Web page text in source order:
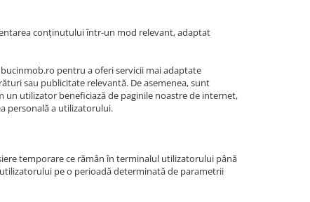
conținutului într-un mod relevant, adaptat
pentru a oferi servicii mai adaptate
sau publicitate relevantă. De asemenea, sunt
un utilizator beneficiază de paginile noastre de internet,
personală a utilizatorului.
temporare ce rămân în terminalul utilizatorului până
pe o perioadă determinată de parametrii